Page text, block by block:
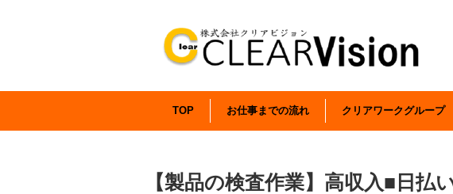
TOP お仕事までの流れ クリアワークグループ
【製品の検査作業】高収入■日